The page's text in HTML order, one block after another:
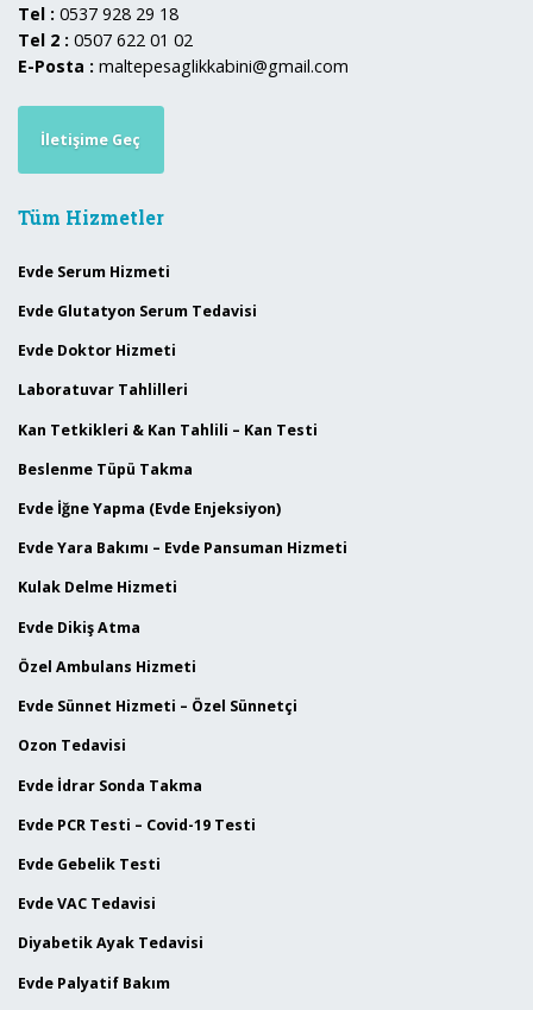
Tel : 0537 928 29 18
Tel 2 : 0507 622 01 02
E-Posta : maltepesaglikkabini@gmail.com
İletişime Geç
Tüm Hizmetler
Evde Serum Hizmeti
Evde Glutatyon Serum Tedavisi
Evde Doktor Hizmeti
Laboratuvar Tahlilleri
Kan Tetkikleri & Kan Tahlili – Kan Testi
Beslenme Tüpü Takma
Evde İğne Yapma (Evde Enjeksiyon)
Evde Yara Bakımı – Evde Pansuman Hizmeti
Kulak Delme Hizmeti
Evde Dikiş Atma
Özel Ambulans Hizmeti
Evde Sünnet Hizmeti – Özel Sünnetçi
Ozon Tedavisi
Evde İdrar Sonda Takma
Evde PCR Testi – Covid-19 Testi
Evde Gebelik Testi
Evde VAC Tedavisi
Diyabetik Ayak Tedavisi
Evde Palyatif Bakım